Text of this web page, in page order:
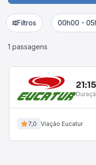
Filtros 00h00 -
1 passagens
21:15
7,0 Viação Eucatur